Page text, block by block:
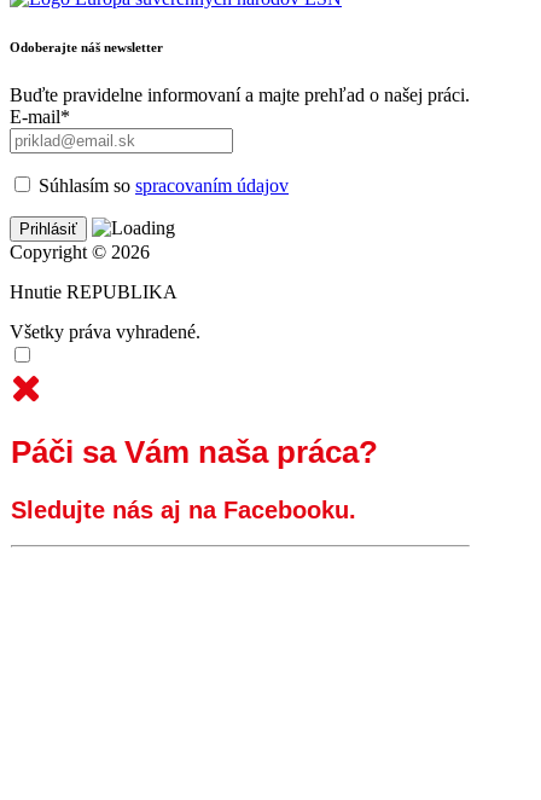
Odoberajte náš newsletter
Buďte pravidelne informovaní a majte prehľad o našej práci.
E-mail*
Súhlasím so spracovaním údajov
Copyright © 2026
Hnutie REPUBLIKA
Všetky práva vyhradené.
Páči sa Vám naša práca?
Sledujte nás aj na Facebooku.